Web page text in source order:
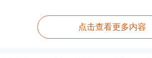
元，同比下降0.2%，较一
个百分点。4月份，东部
点击查看更多内容